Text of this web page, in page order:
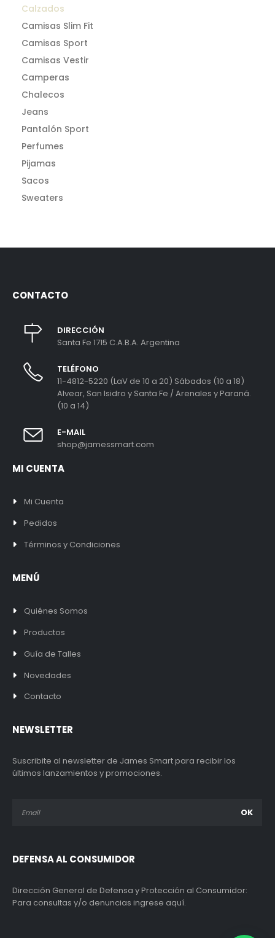
Calzados
Camisas Slim Fit
Camisas Sport
Camisas Vestir
Camperas
Chalecos
Jeans
Pantalón Sport
Perfumes
Pijamas
Sacos
Sweaters
CONTACTO
DIRECCIÓN
Santa Fe 1715 C.A.B.A. Argentina
TELÉFONO
11-4812-5220 (LaV de 10 a 20) Sábados (10 a 18)
Alvear, San Isidro y Santa Fe / Arenales y Paraná.
(10 a 14)
E-MAIL
shop@jamessmart.com
MI CUENTA
Mi Cuenta
Pedidos
Términos y Condiciones
MENÚ
Quiénes Somos
Productos
Guía de Talles
Novedades
Contacto
NEWSLETTER
Suscribite al newsletter de James Smart para recibir los
últimos lanzamientos y promociones.
DEFENSA AL CONSUMIDOR
Dirección General de Defensa y Protección al Consumidor:
Para consultas y/o denuncias ingrese aquí.